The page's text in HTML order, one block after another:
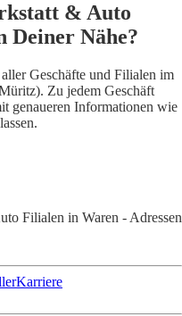
& Auto
Deiner Nähe?
Geschäfte und Filialen im
Zu jedem Geschäft
genaueren Informationen wie
Filialen in Waren - Adressen
Karriere